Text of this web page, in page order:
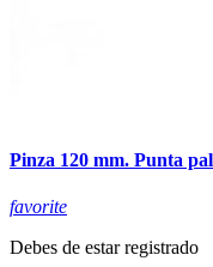
Pinza 120 mm. Punta
favorite
Debes de estar registrado